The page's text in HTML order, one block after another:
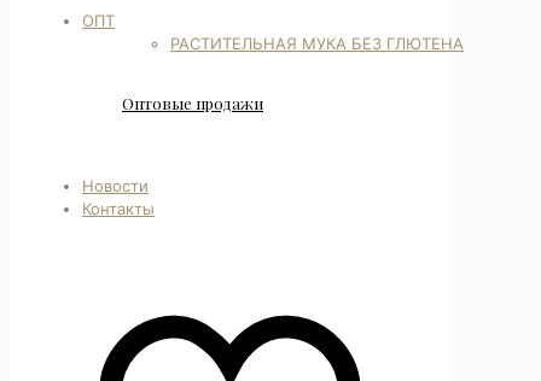
ОПТ
РАСТИТЕЛЬНАЯ МУКА БЕЗ ГЛЮТЕНА
Оптовые продажи
Новости
Контакты